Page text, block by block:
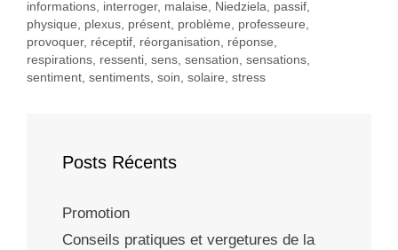
informations, interroger, malaise, Niedziela, passif,
physique, plexus, présent, problème, professeure,
provoquer, réceptif, réorganisation, réponse,
respirations, ressenti, sens, sensation, sensations,
sentiment, sentiments, soin, solaire, stress
Posts Récents
Promotion
Conseils pratiques et vergetures de la